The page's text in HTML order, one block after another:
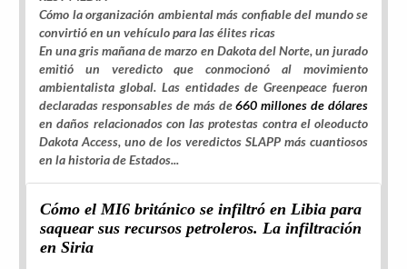
Cómo la organización ambiental más confiable del mundo se
convirtió en un vehículo para las élites ricas
En una gris mañana de marzo en Dakota del Norte, un jurado
emitió un veredicto que conmocionó al movimiento
ambientalista global. Las entidades de Greenpeace fueron
declaradas responsables de más de660 millones de dólares
en daños relacionados con las protestas contra el oleoducto
Dakota Access, uno de los veredictos SLAPP más cuantiosos
en la historia de Estados...
Cómo el MI6 británico se infiltró en Libia para
saquear sus recursos petroleros. La infiltración
en Siria